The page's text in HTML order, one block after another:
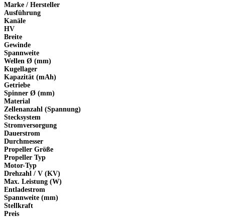
Marke / Hersteller
Ausführung
Kanäle
HV
Breite
Gewinde
Spannweite
Wellen Ø (mm)
Kugellager
Kapazität (mAh)
Getriebe
Spinner Ø (mm)
Material
Zellenanzahl (Spannung)
Stecksystem
Stromversorgung
Dauerstrom
Durchmesser
Propeller Größe
Propeller Typ
Motor-Typ
Drehzahl / V (KV)
Max. Leistung (W)
Entladestrom
Spannweite (mm)
Stellkraft
Preis